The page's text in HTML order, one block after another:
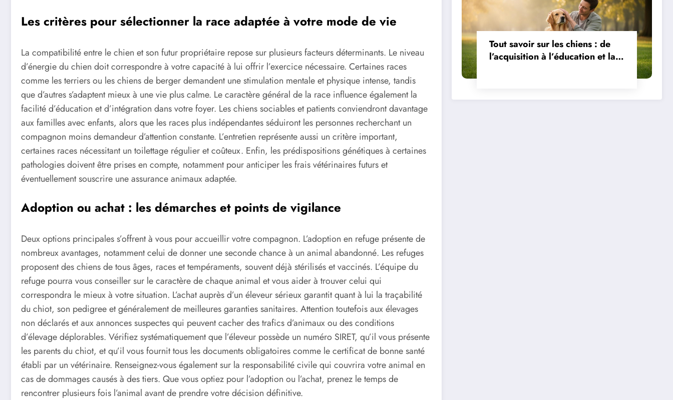
Les critères pour sélectionner la race adaptée à votre mode de vie
La compatibilité entre le chien et son futur propriétaire repose sur plusieurs facteurs déterminants. Le niveau
d’énergie du chien doit correspondre à votre capacité à lui offrir l’exercice nécessaire. Certaines races
comme les terriers ou les chiens de berger demandent une stimulation mentale et physique intense, tandis
que d’autres s’adaptent mieux à une vie plus calme. Le caractère général de la race influence également la
facilité d’éducation et d’intégration dans votre foyer. Les chiens sociables et patients conviendront davantage
aux familles avec enfants, alors que les races plus indépendantes séduiront les personnes recherchant un
compagnon moins demandeur d’attention constante. L’entretien représente aussi un critère important,
certaines races nécessitant un toilettage régulier et coûteux. Enfin, les prédispositions génétiques à certaines
pathologies doivent être prises en compte, notamment pour anticiper les frais vétérinaires futurs et
éventuellement souscrire une assurance animaux adaptée.
Adoption ou achat : les démarches et points de vigilance
Deux options principales s’offrent à vous pour accueillir votre compagnon. L’adoption en refuge présente de
nombreux avantages, notamment celui de donner une seconde chance à un animal abandonné. Les refuges
proposent des chiens de tous âges, races et tempéraments, souvent déjà stérilisés et vaccinés. L’équipe du
refuge pourra vous conseiller sur le caractère de chaque animal et vous aider à trouver celui qui
correspondra le mieux à votre situation. L’achat auprès d’un éleveur sérieux garantit quant à lui la traçabilité
du chiot, son pedigree et généralement de meilleures garanties sanitaires. Attention toutefois aux élevages
non déclarés et aux annonces suspectes qui peuvent cacher des trafics d’animaux ou des conditions
d’élevage déplorables. Vérifiez systématiquement que l’éleveur possède un numéro SIRET, qu’il vous présente
les parents du chiot, et qu’il vous fournit tous les documents obligatoires comme le certificat de bonne santé
établi par un vétérinaire. Renseignez-vous également sur la responsabilité civile qui couvrira votre animal en
cas de dommages causés à des tiers. Que vous optiez pour l’adoption ou l’achat, prenez le temps de
rencontrer plusieurs fois l’animal avant de prendre votre décision définitive.
Tout savoir sur les chiens : de
l’acquisition à l’éducation et la
santé